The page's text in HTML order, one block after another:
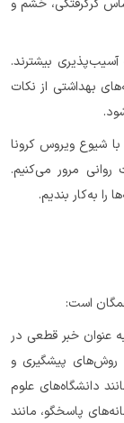
گرگرفتگی، خشم و
بیشترند.
بهداشتی از نکات
با شیوع ویروس کرونا
مرور می‌کنیم.
به‌کار بندیم.
است:
عنوان خبر قطعی در
روش‌های پیشگیری و
دانشگاه‌های علوم
پاسخگو، مانند